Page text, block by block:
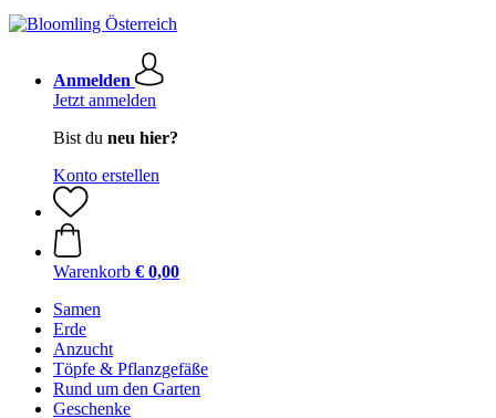
Anmelden
Jetzt anmelden
Bist du neu hier?
Konto erstellen
Warenkorb € 0,00
Samen
Erde
Anzucht
Töpfe & Pflanzgefäße
Rund um den Garten
Geschenke